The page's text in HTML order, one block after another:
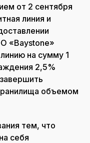
от 2 сентября
линия и
«Baystone»
на сумму 1
2,5%
объемом
тем, что
себя